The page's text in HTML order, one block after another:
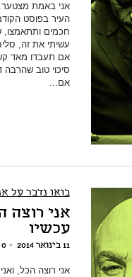
אני באמת מצטער.
העיר בפוסט
חכמים ותתאמצו,
עשיתי את זה,
אם תעבדו מאד
סיכוי טוב
אם...
בואו נדבר על
אני רוצה
עכשיו
11 בינואר 2014 •
0 Comments
אני רוצה הכל,